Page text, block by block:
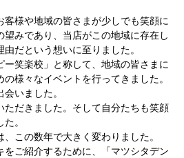
様や地域の皆さまが少しでも笑顔に
望みであり、当店がこの地域に存在し
だという想いに至りました。
ー笑楽校」と称して、地域の皆さまに
様々なイベントを行ってきました。
いました。
ただきました。そして自分たちも笑顔
。
この数年で大きく変わりました。
をご紹介するために、「マツシタデン